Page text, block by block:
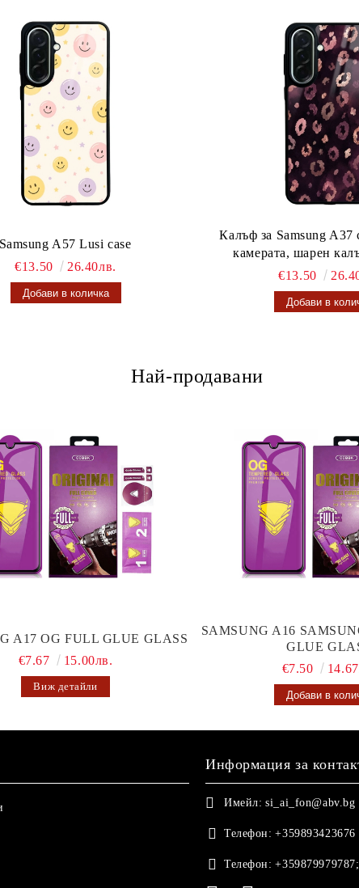
Samsung A57 Lusi case
€13.50
26.40лв.
Калъф за Samsung A37
камерата, шарен
€13.50
Най-продавани
A17 OG FULL GLUE GLASS
€7.67
15.00лв.
Виж детайли
SAMSUNG A16
GLUE
€7.50
Информация за
Имейл: si_ai_fon@abv.bg
Телефон: +359893423676
Телефон: